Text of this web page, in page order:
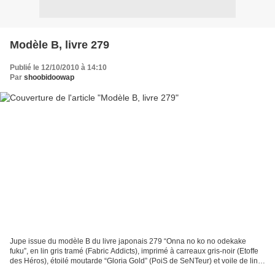
Modèle B, livre 279
Publié le 12/10/2010 à 14:10
Par shoobidoowap
Jupe issue du modèle B du livre japonais 279 “Onna no ko no odekake
fuku”, en lin gris tramé (Fabric Addicts), imprimé à carreaux gris-noir (Etoffe
des Héros), étoilé moutarde “Gloria Gold” (PoiS de SeNTeur) et voile de lin